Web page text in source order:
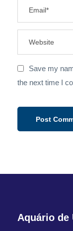
Save my
the next time I
Aquário de